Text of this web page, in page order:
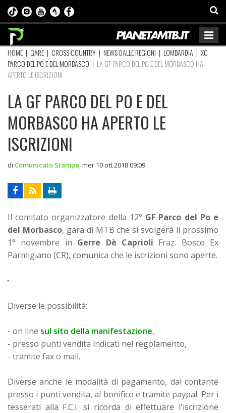
HOME | GARE | CROSS COUNTRY | NEWS DALLE REGIONI | LOMBARDIA | XC
PARCO DEL PO E DEL MORBASCO | LA GF PARCO DEL PO E DEL MORBASCO HA
APERTO LE ISCRIZIONI
LA GF PARCO DEL PO E DEL
MORBASCO HA APERTO LE
ISCRIZIONI
di Comunicato Stampa mer 10 ott 2018 09:09
Il comitato organizzatore della 12° GF Parco del Po e
del Morbasco, gara di MTB che si svolgerà il prossimo
1° novembre in Gerre Dè Caprioli Fraz. Bosco Ex
Parmigiano (CR), comunica che le iscrizioni sono aperte.
Diverse le possibilità:
- on line sul sito della manifestazione,
- presso punti vendita indicati nel regolamento,
- tramite fax o mail.
Diverse anche le modalità di pagamento, dal contante
presso i punti vendita, al bonifico e tramite paypal. Per i
tesserati alla F.C.I. si ricorda di effettuare l'iscrizione